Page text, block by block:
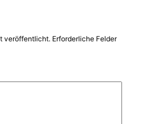
veröffentlicht. Erforderliche Felder